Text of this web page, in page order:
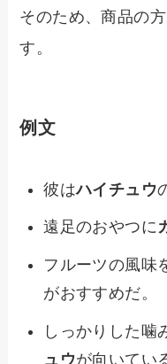
そのため、商品の
す。
例文
彼はハイチュウ
遠足のおやつに
フルーツの風味
がおすすめだ。
しっかりした噛
ュウが向いてい